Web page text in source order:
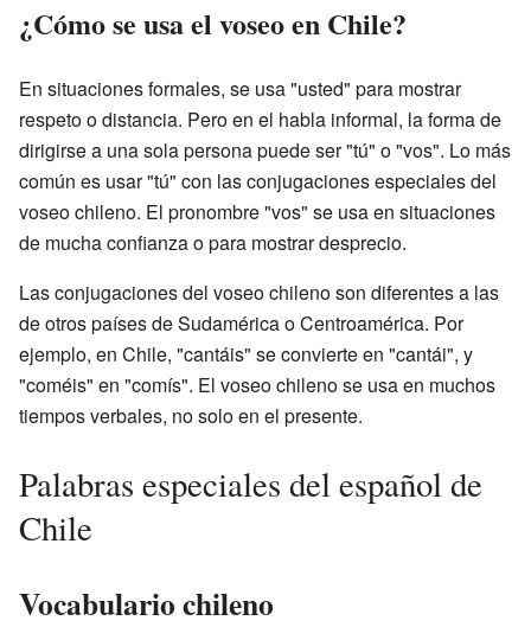
¿Cómo se usa el voseo en Chile?
En situaciones formales, se usa "usted" para mostrar
respeto o distancia. Pero en el habla informal, la forma de
dirigirse a una sola persona puede ser "tú" o "vos". Lo más
común es usar "tú" con las conjugaciones especiales del
voseo chileno. El pronombre "vos" se usa en situaciones
de mucha confianza o para mostrar desprecio.
Las conjugaciones del voseo chileno son diferentes a las
de otros países de Sudamérica o Centroamérica. Por
ejemplo, en Chile, "cantáis" se convierte en "cantái", y
"coméis" en "comís". El voseo chileno se usa en muchos
tiempos verbales, no solo en el presente.
Palabras especiales del español de
Chile
Vocabulario chileno